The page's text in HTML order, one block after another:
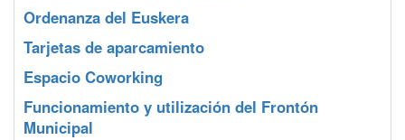
Ordenanza del Euskera
Tarjetas de aparcamiento
Espacio Coworking
Funcionamiento y utilización del Frontón
Municipal